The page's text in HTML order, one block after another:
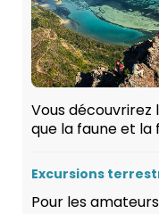
Vous découvrirez
que la faune et la
Excursions
Pour les